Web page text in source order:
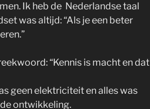
Ik heb de Nederlandse taal
was altijd: “Als je een beter
“Kennis is macht en dat
geen elektriciteit en alles was
ontwikkeling.